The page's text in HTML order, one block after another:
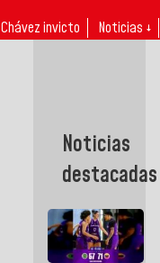
Chávez invicto Noticias ↓
Noticias
destacadas